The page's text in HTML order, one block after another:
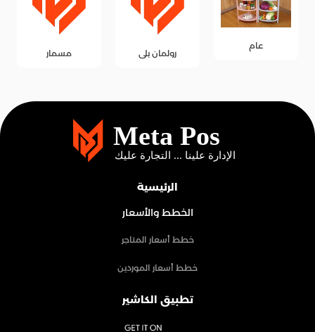
عام
رولمان بلى مسمار
الرئيسية
الخطط والأسعار
خطط أسعار المتاجر
خطط أسعار الموردين
تطبيق الكاشير